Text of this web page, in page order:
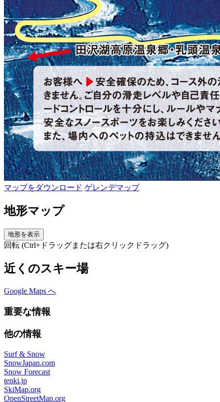
マップをダウンロード ゲレンデマップ
地形マップ
地形を表示
回転 (Ctrl+ドラッグまたは右クリックドラッグ)
近くのスキー場
Google Maps へ
重要な情報
他の情報
Surf & Snow
SnowJapan.com
Snow Forecast
tenki.jp
SkiMap.org
OpenStreetMap.org